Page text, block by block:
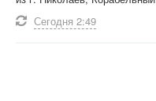
Сегодня 2:49